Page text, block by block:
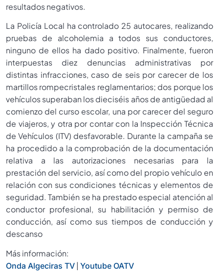
resultados negativos.
La Policía Local ha controlado 25 autocares, realizando
pruebas de alcoholemia a todos sus conductores,
ninguno de ellos ha dado positivo. Finalmente, fueron
interpuestas diez denuncias administrativas por
distintas infracciones, caso de seis por carecer de los
martillos rompecristales reglamentarios; dos porque los
vehículos superaban los dieciséis años de antigüedad al
comienzo del curso escolar, una por carecer del seguro
de viajeros, y otra por contar con la Inspección Técnica
de Vehículos (ITV) desfavorable. Durante la campaña se
ha procedido a la comprobación de la documentación
relativa a las autorizaciones necesarias para la
prestación del servicio, así como del propio vehículo en
relación con sus condiciones técnicas y elementos de
seguridad. También se ha prestado especial atención al
conductor profesional, su habilitación y permiso de
conducción, así como sus tiempos de conducción y
descanso
Más información:
Onda Algeciras TV | Youtube OATV